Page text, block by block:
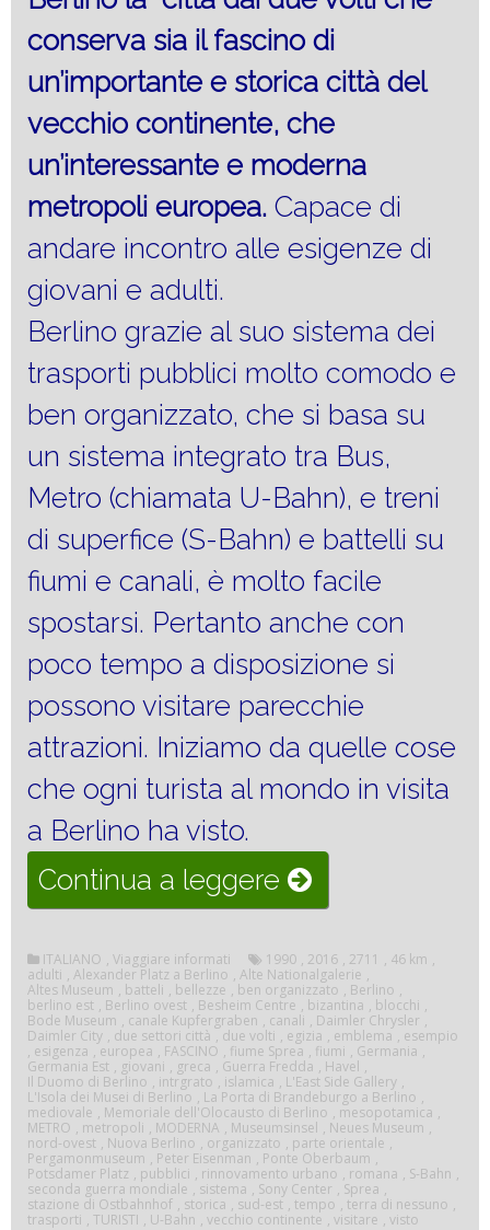
conserva sia il fascino di
un’importante e storica città del
vecchio continente, che
un’interessante e moderna
metropoli europea. Capace di
andare incontro alle esigenze di
giovani e adulti.
Berlino grazie al suo sistema dei
trasporti pubblici molto comodo e
ben organizzato, che si basa su
un sistema integrato tra Bus,
Metro (chiamata U-Bahn), e treni
di superfice (S-Bahn) e battelli su
fiumi e canali, è molto facile
spostarsi. Pertanto anche con
poco tempo a disposizione si
possono visitare parecchie
attrazioni. Iniziamo da quelle cose
che ogni turista al mondo in visita
a Berlino ha visto.
Continua a leggere “Visitare
Berlino”
ITALIANO , Viaggiare informati 1990 , 2016 , 2711 , 46 km ,
adulti , Alexander Platz a Berlino , Alte Nationalgalerie ,
Altes Museum , batteli , bellezze , ben organizzato , Berlino ,
berlino est , Berlino ovest , Besheim Centre , bizantina , blocchi ,
Bode Museum , canale Kupfergraben , canali , Daimler Chrysler ,
Daimler City , due settori città , due volti , egizia , emblema , esempio
, esigenza , europea , FASCINO , fiume Sprea , fiumi , Germania ,
Germania Est , giovani , greca , Guerra Fredda , Havel ,
Il Duomo di Berlino , intrgrato , islamica , L'East Side Gallery ,
L'Isola dei Musei di Berlino , La Porta di Brandeburgo a Berlino ,
mediovale , Memoriale dell'Olocausto di Berlino , mesopotamica ,
METRO , metropoli , MODERNA , Museumsinsel , Neues Museum ,
nord-ovest , Nuova Berlino , organizzato , parte orientale ,
Pergamonmuseum , Peter Eisenman , Ponte Oberbaum ,
Potsdamer Platz , pubblici , rinnovamento urbano , romana , S-Bahn ,
seconda guerra mondiale , sistema , Sony Center , Sprea ,
stazione di Ostbahnhof , storica , sud-est , tempo , terra di nessuno ,
trasporti , TURISTI , U-Bahn , vecchio continente , visitare , visto